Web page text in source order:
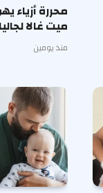
محررة أزياء
ميت غالا
منذ يومين